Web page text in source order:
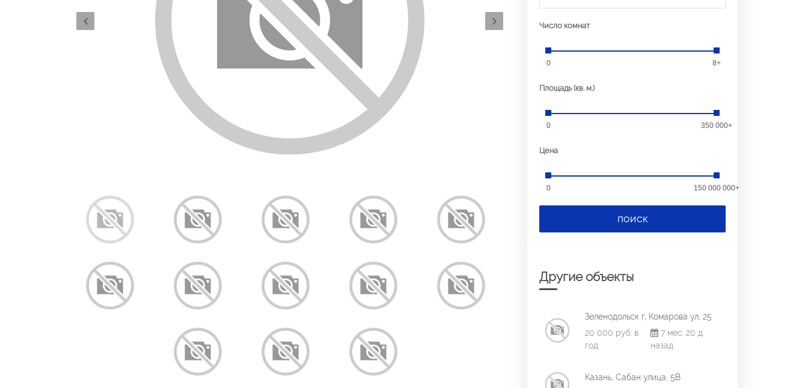
Число комнат
0 8+
Площадь (кв. м.)
0 350 000+
Цена
0 150 000 000+
ПОИСК
Другие объекты
Зеленодольск г, Комарова ул, 25
20 000 руб. в
год
7 мес. 20 д.
назад
Казань, Сабан улица, 5В